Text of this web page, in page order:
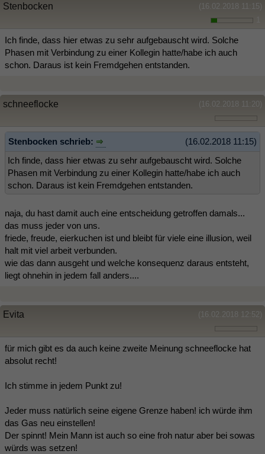
(16.02.2018 11:15)
Stenbocken
Ich finde, dass hier etwas zu sehr aufgebauscht wird. Solche
Phasen mit Verbindung zu einer Kollegin hatte/habe ich auch
schon. Daraus ist kein Fremdgehen entstanden.
(16.02.2018 11:20)
schneeflocke
(16.02.2018 11:15)
Stenbocken schrieb:
Ich finde, dass hier etwas zu sehr aufgebauscht wird. Solche
Phasen mit Verbindung zu einer Kollegin hatte/habe ich auch
schon. Daraus ist kein Fremdgehen entstanden.
naja, du hast damit auch eine entscheidung getroffen damals...
das muss jeder von uns.
friede, freude, eierkuchen ist und bleibt für viele eine illusion, weil
halt mit viel arbeit verbunden.
wie das dann ausgeht und welche konsequenz daraus entsteht,
liegt ohnehin in jedem fall anders....
(16.02.2018 12:52)
Evita
für mich gibt es da auch keine zweite Meinung schneeflocke hat
absolut recht!
Ich stimme in jedem Punkt zu!
Jeder muss natürlich seine eigene Grenze haben! ich würde ihm
das Gas neu einstellen!
Der spinnt! Mein Mann ist auch so eine froh natur aber bei sowas
würds was setzen!